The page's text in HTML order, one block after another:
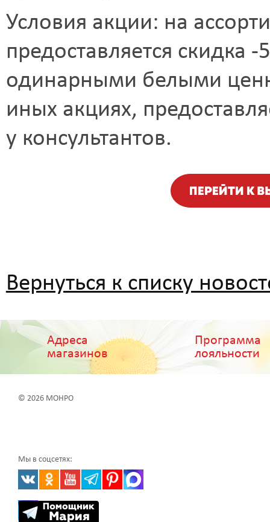
Условия акции: на
предоставляется скидка
одинарными белыми
иных акциях,
у консультантов.
Вернуться к списку
Адреса
магазинов
Программа
лояльности
© 2026 МОНРО
Мы в соцсетях: